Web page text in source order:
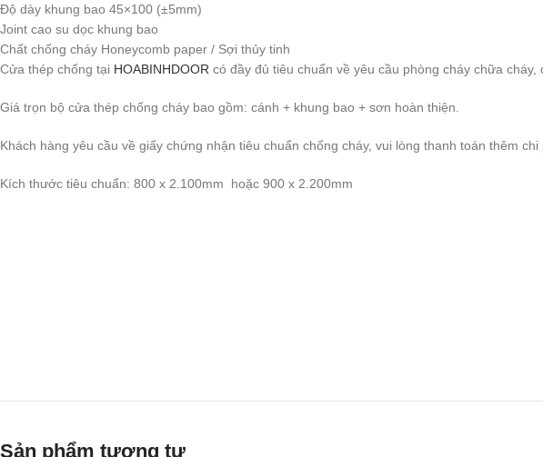
Độ dày khung bao 45×100 (±5mm)
Joint cao su dọc khung bao
Chất chống cháy Honeycomb paper / Sợi thủy tinh
Cửa thép chống tại HOABINHDOOR có đầy đủ tiêu chuẩn về yêu cầu phòng cháy chữa
Giá trọn bộ cửa thép chống cháy bao gồm: cánh + khung bao + sơn hoàn thiện.
Khách hàng yêu cầu về giấy chứng nhận tiêu chuẩn chống cháy, vui lòng thanh toán thêm chi
Kích thước tiêu chuẩn: 800 x 2.100mm hoặc 900 x 2.200mm
Sản phẩm tương tự